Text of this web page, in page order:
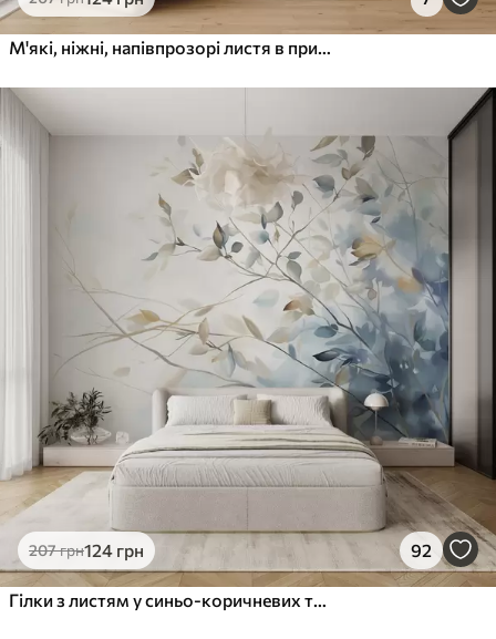
207грн124 грн 92